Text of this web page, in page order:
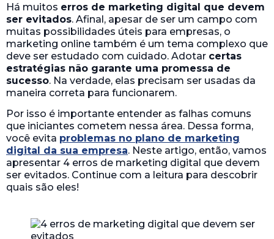
Há muitos erros de marketing digital que devem
ser evitados. Afinal, apesar de ser um campo com
muitas possibilidades úteis para empresas, o
marketing online também é um tema complexo que
deve ser estudado com cuidado. Adotar certas
estratégias não garante uma promessa de
sucesso. Na verdade, elas precisam ser usadas da
maneira correta para funcionarem.
Por isso é importante entender as falhas comuns
que iniciantes cometem nessa área. Dessa forma,
você evita problemas no plano de marketing
digital da sua empresa. Neste artigo, então, vamos
apresentar 4 erros de marketing digital que devem
ser evitados. Continue com a leitura para descobrir
quais são eles!